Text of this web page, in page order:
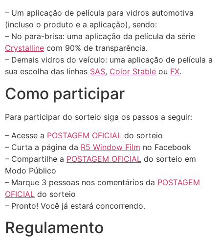
– Um aplicação de película para vidros automotiva
(incluso o produto e a aplicação), sendo:
– No para-brisa: uma aplicação da película da série
Crystalline com 90% de transparência.
– Demais vidros do veículo: uma aplicação de película a
sua escolha das linhas SAS, Color Stable ou FX.
Como participar
Para participar do sorteio siga os passos a seguir:
– Acesse a POSTAGEM OFICIAL do sorteio
– Curta a página da R5 Window Film no Facebook
– Compartilhe a POSTAGEM OFICIAL do sorteio em
Modo Público
– Marque 3 pessoas nos comentários da POSTAGEM
OFICIAL do sorteio
– Pronto! Você já estará concorrendo.
Regulamento